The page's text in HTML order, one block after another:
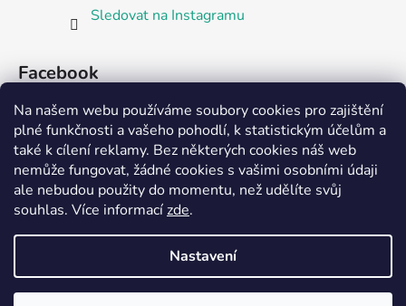
Na našem webu používáme soubory cookies pro zajištění
plné funkčnosti a vašeho pohodlí, k statistickým účelům a
také k cílení reklamy. Bez některých cookies náš web
nemůže fungovat, žádné cookies s vašimi osobními údaji
ale nebudou použity do momentu, než udělíte svůj
souhlas. Více informacízde.
Nastavení
Sledovat na Instagramu
Facebook
Partnerská prodejna Barefoot Plzeň
Vytvořil Shoptet